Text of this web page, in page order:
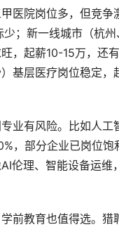
甲医院岗位多，但竞
；新一线城市（杭
，起薪10-15万，还
基层医疗岗位稳定，
业有风险。比如人
，部分企业已岗位饱
伦理、智能设备运维
前教育也值得选。